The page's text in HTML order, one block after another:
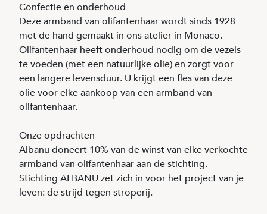
Confectie en onderhoud
Deze armband van olifantenhaar wordt sinds 1928
met de hand gemaakt in ons atelier in Monaco.
Olifantenhaar heeft onderhoud nodig om de vezels
te voeden (met een natuurlijke olie) en zorgt voor
een langere levensduur. U krijgt een fles van deze
olie voor elke aankoop van een armband van
olifantenhaar.
Onze opdrachten
Albanu doneert 10% van de winst van elke verkochte
armband van olifantenhaar aan de stichting.
Stichting ALBANU zet zich in voor het project van je
leven: de strijd tegen stroperij.